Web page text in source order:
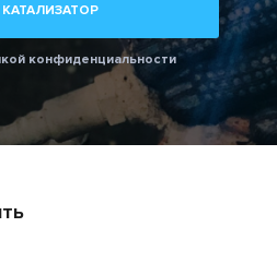
конфиденциальности